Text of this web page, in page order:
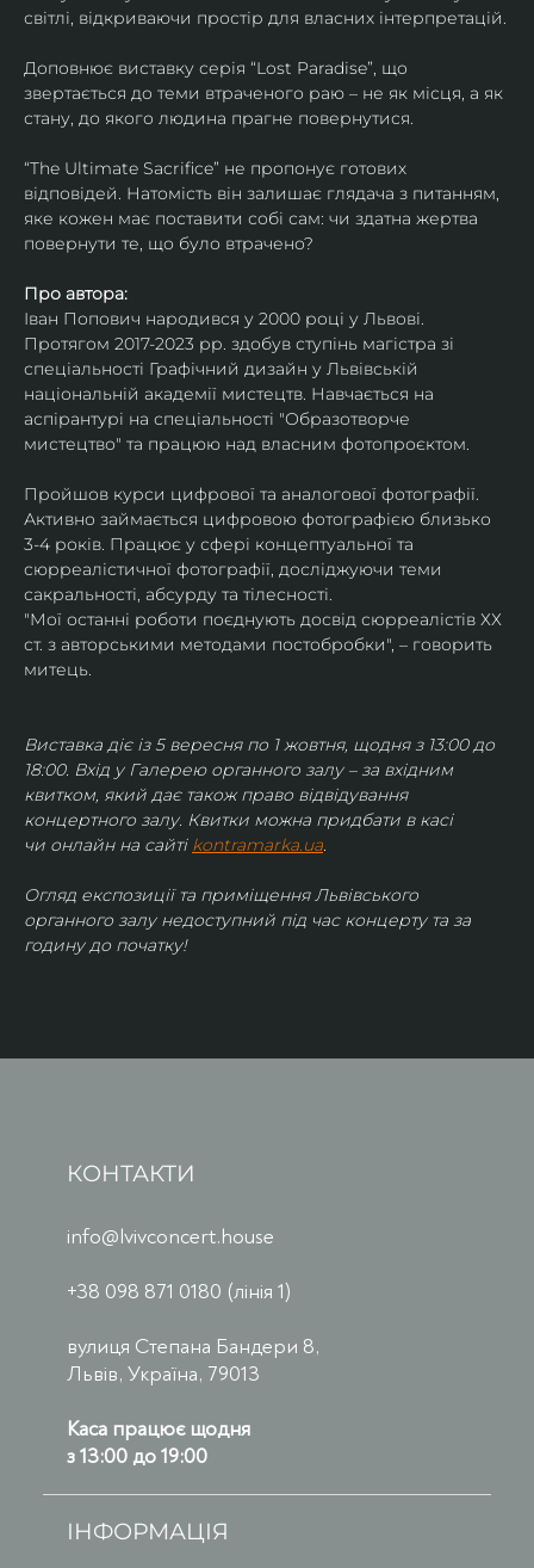
світлі, відкриваючи простір для власних інтерпретацій.
Доповнює виставку серія “Lost Paradise”, що
звертається до теми втраченого раю – не як місця, а як
стану, до якого людина прагне повернутися.
“The Ultimate Sacrifice” не пропонує готових
відповідей. Натомість він залишає глядача з питанням,
яке кожен має поставити собі сам: чи здатна жертва
повернути те, що було втрачено?
Про автора:
Іван Попович народився у 2000 році у Львові.
Протягом 2017-2023 рр. здобув ступінь магістра зі
спеціальності Графічний дизайн у Львівській
національній академії мистецтв. Навчається на
аспірантурі на спеціальності "Образотворче
мистецтво" та працюю над власним фотопроєктом.
Пройшов курси цифрової та аналогової фотографії.
Активно займається цифровою фотографією близько
3-4 років. Працює у сфері концептуальної та
сюрреалістичної фотографії, досліджуючи теми
сакральності, абсурду та тілесності.
"Мої останні роботи поєднують досвід сюрреалістів ХХ
ст. з авторськими методами постобробки", – говорить
митець.
Виставка діє із 5 вересня по 1 жовтня, щодня з 13:00 до
18:00. Вхід у Галерею органного залу – за вхідним
квитком, який дає також право відвідування
концертного залу. Квитки можна придбати в касі
чи онлайн на сайті kontramarka.ua.
Огляд експозиції та приміщення Львівського
органного залу недоступний під час концерту та за
годину до початку!
КОНТАКТИ
info@lvivconcert.house
+38 098 871 0180 (лінія 1)
вулиця Степана Бандери 8,
Львів, Україна, 79013
Каса працює щодня
з 13:00 до 19:00
ІНФОРМАЦІЯ